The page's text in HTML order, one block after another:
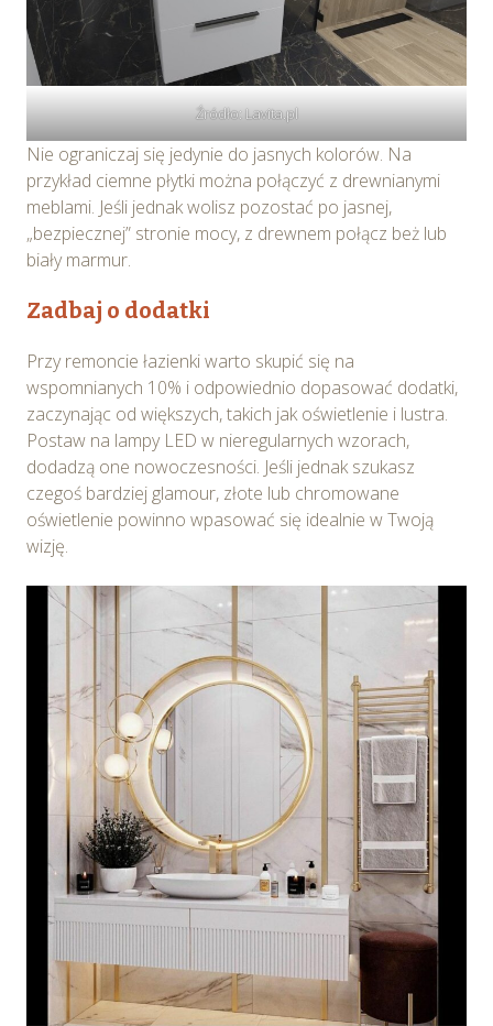
Wybierając opcję „Zgadzam się” wyrażasz zgodę na
wykorzystywanie w Serwisie wszystkich plików
wskazanych powyżej celach.Wyrażenie zgody jest
dobrowolne. Możesz wycofać zgodę i dokonać zmiany
ustawień dotyczących plików cookie w każdej chwili za
pośrednictwem panelu „Ustawienia plików cookie”
dostępnego z poziomu
Polityki prywatności – pliki
cookie
Możesz również dostosować wybory dotyczące
plików cookie w Serwisie tylko w wybranych przez
Ciebie celach poprzez wybranie opcji „Dostosuj
wybory”.
Źródło: Lavita.pl
Nie ograniczaj się jedynie do jasnych kolorów. Na
przykład ciemne płytki można połączyć z drewnianymi
meblami. Jeśli jednak wolisz pozostać po jasnej,
„bezpiecznej” stronie mocy, z drewnem połącz beż lub
biały marmur.
Zadbaj o dodatki
Przy remoncie łazienki warto skupić się na
wspomnianych 10% i odpowiednio dopasować dodatki,
zaczynając od większych, takich jak oświetlenie i lustra.
Postaw na lampy LED w nieregularnych wzorach,
dodadzą one nowoczesności. Jeśli jednak szukasz
czegoś bardziej glamour, złote lub chromowane
oświetlenie powinno wpasować się idealnie w Twoją
wizję.